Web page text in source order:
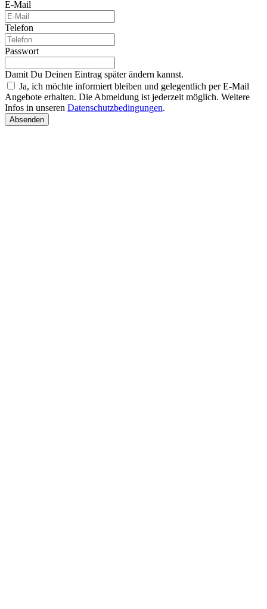
E-Mail
Telefon
Passwort
Damit Du Deinen Eintrag später ändern kannst.
Ja, ich möchte informiert bleiben und gelegentlich per E-Mail
Angebote erhalten. Die Abmeldung ist jederzeit möglich. Weitere
Infos in unseren Datenschutzbedingungen.
Absenden